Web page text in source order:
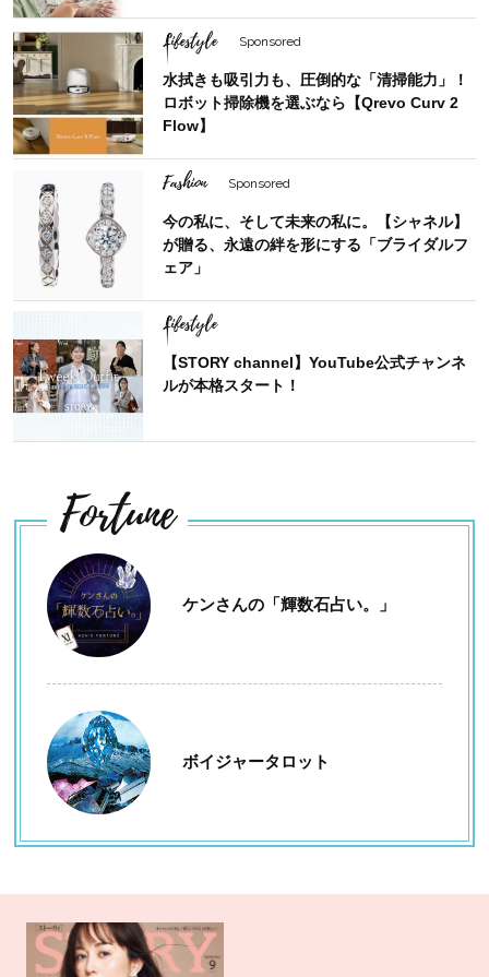
Lifestyle Sponsored
水拭きも吸引力も、圧倒的な「清掃能力」！
ロボット掃除機を選ぶなら【Qrevo Curv 2
Flow】
Fashion Sponsored
今の私に、そして未来の私に。【シャネル】
が贈る、永遠の絆を形にする「ブライダルフ
ェア」
Lifestyle
【STORY channel】YouTube公式チャンネ
ルが本格スタート！
Fortune
ケンさんの「輝数石占い。」
ボイジャータロット